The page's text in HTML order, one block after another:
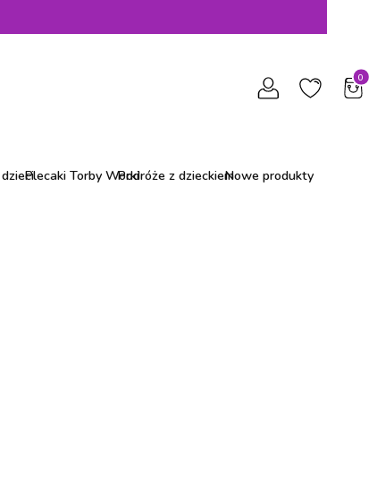
Plecaki Torby WorkiPodróże z dzieckiemNowe produkty